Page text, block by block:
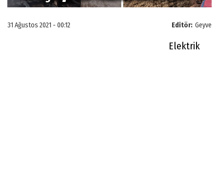
Editör: Geyve
31 Ağustos 2021 - 00:12
Elektrik